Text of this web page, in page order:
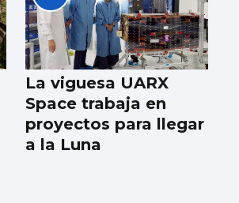
La viguesa UARX
Space trabaja en
proyectos para llegar
a la Luna